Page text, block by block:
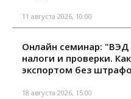
11 августа 2026, 10:00
Онлайн семинар: "ВЭД
налоги и проверки.
экспортом без
18 августа 2026, 15:00